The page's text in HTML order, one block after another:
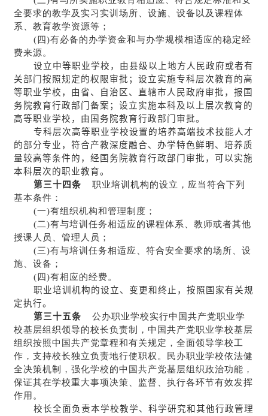
全要求的教学及实习实训场所、设施、设备以及课程体
系、教育教学资源等；
(四)有必备的办学资金和与办学规模相适应的稳定经
费来源。
设立中等职业学校，由县级以上地方人民政府或者有
关部门按照规定的权限审批；设立实施专科层次教育的高
等职业学校，由省、自治区、直辖市人民政府审批，报国
务院教育行政部门备案；设立实施本科及以上层次教育的
高等职业学校，由国务院教育行政部门审批。
专科层次高等职业学校设置的培养高端技术技能人才
的部分专业，符合产教深度融合、办学特色鲜明、培养质
量较高等条件的，经国务院教育行政部门审批，可以实施
本科层次的职业教育。
第三十四条
职业培训机构的设立，应当符合下列
基本条件：
(一)有组织机构和管理制度；
(二)有与培训任务相适应的课程体系、教师或者其他
授课人员、管理人员；
(三)有与培训任务相适应、符合安全要求的场所、设
施、设备；
(四)有相应的经费。
职业培训机构的设立、变更和终止，按照国家有关规
定执行。
第三十五条 公办职业学校实行中国共产党职业学
校基层组织领导的校长负责制，中国共产党职业学校基层
组织按照中国共产党章程和有关规定，全面领导学校工
作，支持校长独立负责地行使职权。民办职业学校依法健
全决策机制，强化学校的中国共产党基层组织政治功能，
保证其在学校重大事项决策、监督、执行各环节有效发挥
作用。
校长全面负责本学校教学、科学研究和其他行政管理